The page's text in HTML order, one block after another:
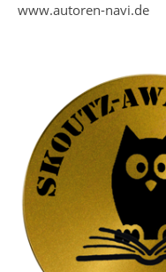
www.autoren-navi.de